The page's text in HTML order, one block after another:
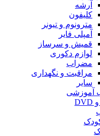
آرشه
کلیفون
مترونوم و تیونر
آمپلی فایر
قمیش و سرساز
لوازم دکوری
مضراب
مراقبت و نگهداری
سایر